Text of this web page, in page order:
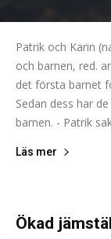
Patrik och Karin
och barnen, red.
det första barnet
Sedan dess har
barnen. - Patrik
Läs mer
Ökad